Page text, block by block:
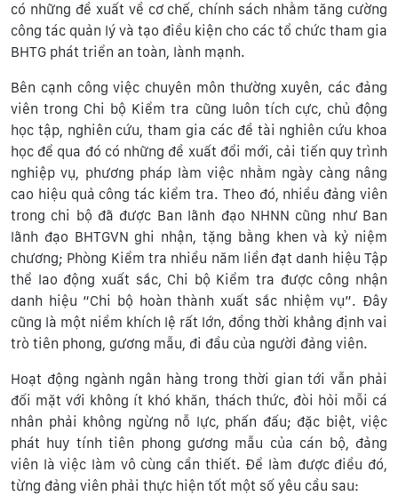
có những đề xuất về cơ chế, chính sách nhằm tăng cường
công tác quản lý và tạo điều kiện cho các tổ chức tham gia
BHTG phát triển an toàn, lành mạnh.
Bên cạnh công việc chuyên môn thường xuyên, các đảng
viên trong Chi bộ Kiểm tra cũng luôn tích cực, chủ động
học tập, nghiên cứu, tham gia các đề tài nghiên cứu khoa
học để qua đó có những đề xuất đổi mới, cải tiến quy trình
nghiệp vụ, phương pháp làm việc nhằm ngày càng nâng
cao hiệu quả công tác kiểm tra. Theo đó, nhiều đảng viên
trong chi bộ đã được Ban lãnh đạo NHNN cũng như Ban
lãnh đạo BHTGVN ghi nhận, tặng bằng khen và kỷ niệm
chương; Phòng Kiểm tra nhiều năm liền đạt danh hiệu Tập
thể lao động xuất sắc, Chi bộ Kiểm tra được công nhận
danh hiệu “Chi bộ hoàn thành xuất sắc nhiệm vụ”. Đây
cũng là một niềm khích lệ rất lớn, đồng thời khẳng định vai
trò tiên phong, gương mẫu, đi đầu của người đảng viên.
Hoạt động ngành ngân hàng trong thời gian tới vẫn phải
đối mặt với không ít khó khăn, thách thức, đòi hỏi mỗi cá
nhân phải không ngừng nỗ lực, phấn đấu; đặc biệt, việc
phát huy tính tiên phong gương mẫu của cán bộ, đảng
viên là việc làm vô cùng cần thiết. Để làm được điều đó,
từng đảng viên phải thực hiện tốt một số yêu cầu sau: